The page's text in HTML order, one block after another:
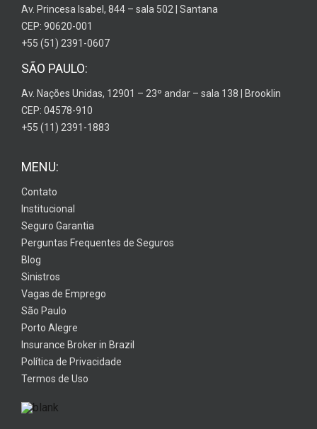
Av. Princesa Isabel, 844 – sala 502 | Santana
CEP: 90620-001
+55 (51) 2391-0607
SÃO PAULO:
Av. Nações Unidas, 12901 – 23º andar – sala 138 | Brooklin
CEP: 04578-910
+55 (11) 2391-1883
MENU:
Contato
Institucional
Seguro Garantia
Perguntas Frequentes de Seguros
Blog
Sinistros
Vagas de Emprego
São Paulo
Porto Alegre
Insurance Broker in Brazil
Política de Privacidade
Termos de Uso